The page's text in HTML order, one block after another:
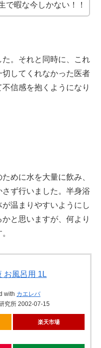
で暇な今しかない！！
。それと同時に、これ
してくれなかった医者
信感を抱くようになり
めに水を大量に飲み、
ず行いました。半身浴
温まりやすいようにし
と思いますが、何より
お風呂用 1L
with カエレバ
究所 2002-07-15
楽天市場